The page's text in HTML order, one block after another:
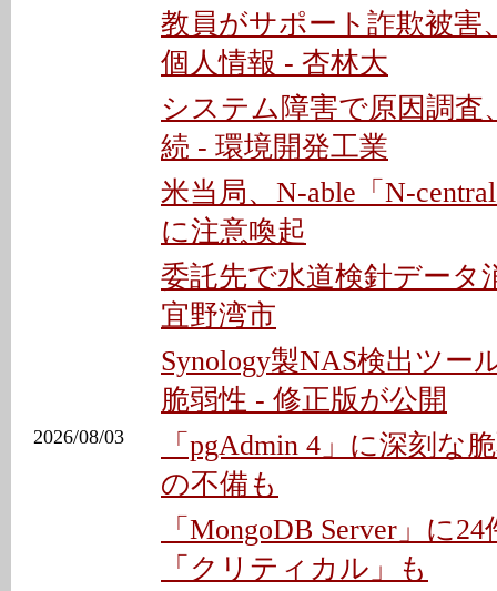
教員がサポート詐欺被害
個人情報 - 杏林大
システム障害で原因調査
続 - 環境開発工業
米当局、N-able「N-
に注意喚起
委託先で水道検針データ
宜野湾市
Synology製NAS検出ツー
脆弱性 - 修正版が公開
2026/08/03
「pgAdmin 4」に深刻な
の不備も
「MongoDB Server」に
「クリティカル」も